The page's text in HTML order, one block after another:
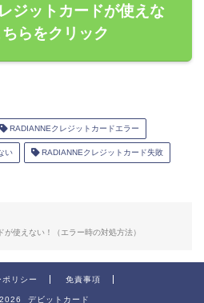
ジットカードが使えな
らをクリック
RADIANNEクレジットカードエラー
い RADIANNEクレジットカード失敗
使えない！（エラー時の対処方法）
リシー 免責事項
デビットカード